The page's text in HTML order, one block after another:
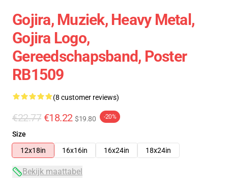
Gojira, Muziek, Heavy Metal,
Gojira Logo,
Gereedschapsband, Poster
RB1509
(8 customer reviews)
€22.77 €18.22 $19.80 -20%
Size
12x18in
16x16in 16x24in 18x24in
Bekijk maattabel